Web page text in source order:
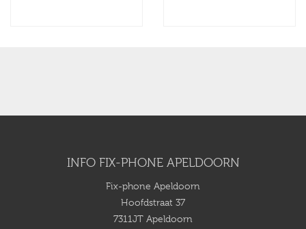
INFO FIX-PHONE APELDOORN
Fix-phone Apeldoorn
Hoofdstraat 37
7311JT Apeldoorn